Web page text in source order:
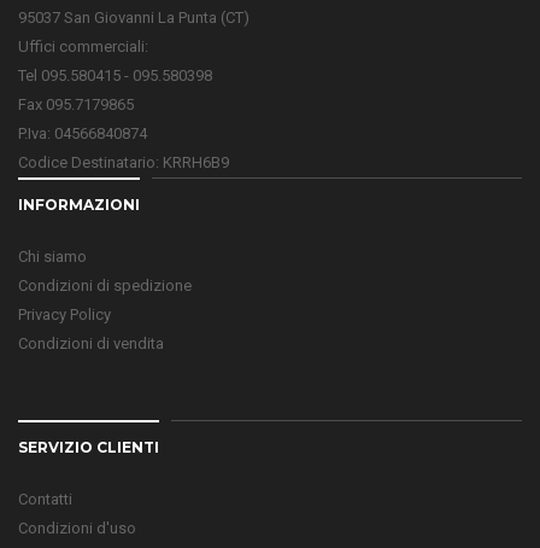
95037 San Giovanni La Punta (CT)
Uffici commerciali:
Tel 095.580415 - 095.580398
Fax 095.7179865
P.Iva: 04566840874
Codice Destinatario: KRRH6B9
INFORMAZIONI
Chi siamo
Condizioni di spedizione
Privacy Policy
Condizioni di vendita
SERVIZIO CLIENTI
Contatti
Condizioni d'uso